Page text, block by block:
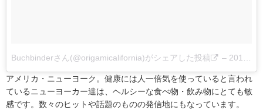
Buchbinderさん(@origamicalifornia)がシェアした投稿 – 2017 6月 2 6:33午後 PDT
アメリカ・ニューヨーク。健康には人一倍気を使っていると言われ
ているニューヨーカー達は、ヘルシーな食べ物・飲み物にとても敏
感です。数々のヒットや話題のものの発信地にもなっています。